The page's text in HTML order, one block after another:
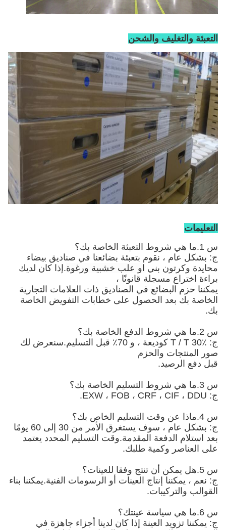
التعبئة والتغليف والشحن
التعليمات
س 1.ما هي شروط التعبئة الخاصة بك؟
ج: بشكل عام ، نقوم بتعبئة بضائعنا في صناديق بيضاء
محايدة وكرتون بنياو علب خشبية ورغوة.إذا كان لديك
براءة اختراع مسجلة قانونًا ،
يمكننا حزم البضائع في الصناديق ذات العلامات التجارية
الخاصة بك بعد الحصول على خطابات التفويض الخاصة
بك.
س 2.ما هي شروط الدفع الخاصة بك؟
ج: T / T 30٪ كوديعة ، و 70٪ قبل التسليم.سنعرض لك
صور المنتجات والحزم
قبل دفع الرصيد.
س 3.ما هي شروط التسليم الخاصة بك؟
ج: EXW ، FOB ، CRF ، CIF ، DDU.
س 4.ماذا عن وقت التسليم الخاص بك؟
ج: بشكل عام ، سوف يستغرق الأمر من 30 إلى 60 يومًا
بعد استلام الدفعة المقدمة.وقت التسليم المحدد يعتمد
على العناصر وكمية طلبك.
س 5.هل يمكن أن تنتج وفقا للعينات؟
ج: نعم ، يمكننا إنتاج العينات أو الرسومات الفنية.يمكننا بناء
القوالب والتركيبات.
س 6.ما هي سياسة عينتك؟
ج: يمكننا تزويد العينة إذا كان لدينا أجزاء جاهزة في